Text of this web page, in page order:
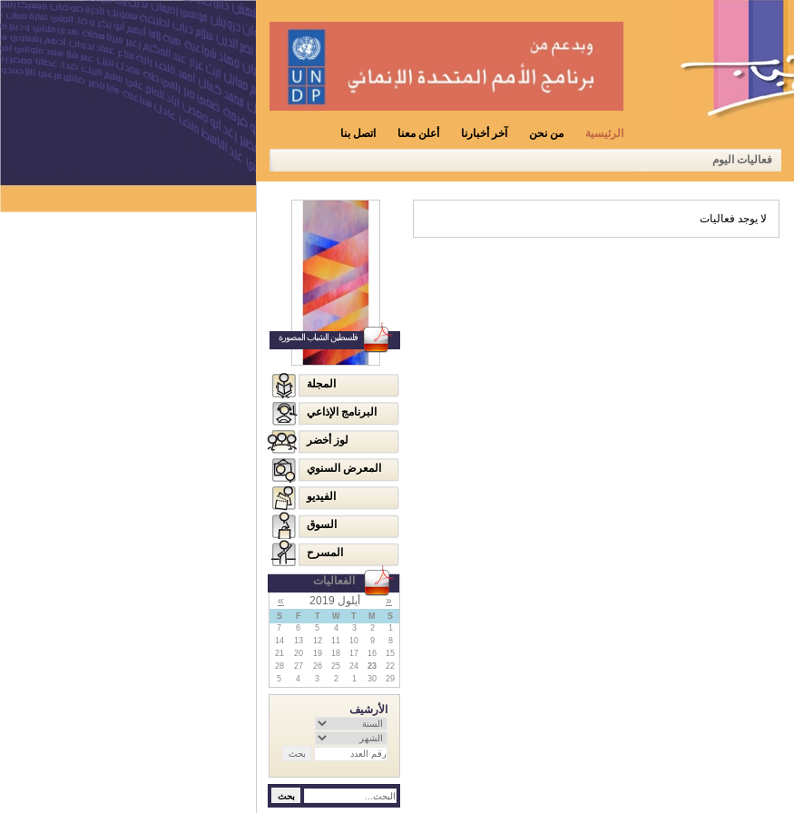
الرئيسية من نحن آخر أخبارنا أعلن معنا اتصل بنا
فعاليات اليوم
فلسطين الشباب المصورة
المجلة
البرنامج الإذاعي
لوز أخضر
المعرض السنوي
الفيديو
السوق
المسرح
الفعاليات
«
أيلول 2019 »
S
M
T
W
T
F
S
1
2
3
4
5
6
7
8
9
10
11
12
13
14
15
16
17
18
19
20
21
22
23
24
25
26
27
28
29
30
1
2
3
4
5
الأرشيف
لا يوجد فعاليات